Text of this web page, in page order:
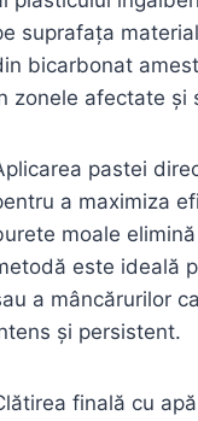
suprafața
bicarbonat
zonele afectate și
pastei
a maximiza
moale
este ideală
a mâncărurilor
și persistent.
finală cu